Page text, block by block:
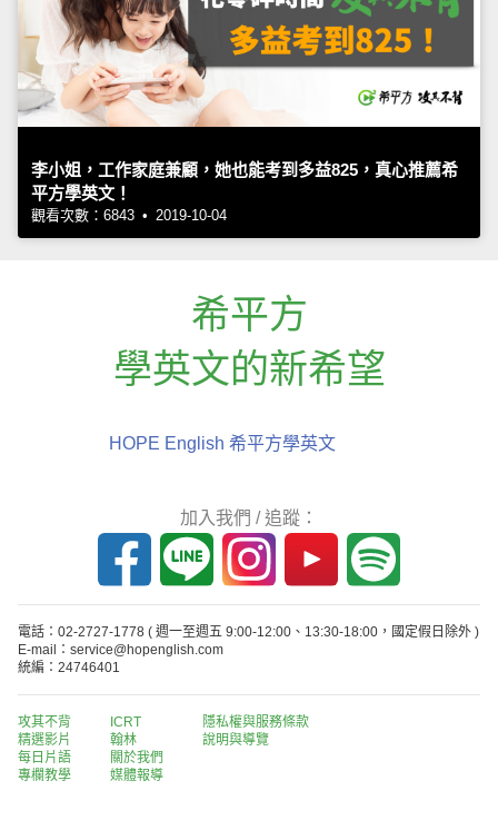
李小姐，工作家庭兼顧，她也能考到多益825，真心推薦希
平方學英文！
觀看次數：6843 • 2019-10-04
希平方
學英文的新希望
HOPE English 希平方學英文
加入我們 / 追蹤：
電話：02-2727-1778 ( 週一至週五 9:00-12:00、13:30-18:00，國定假日除外 )
E-mail：service@hopenglish.com
統編：24746401
攻其不背
精選影片
每日片語
專欄教學
ICRT
翰林
關於我們
媒體報導
隱私權與服務條款
說明與導覽